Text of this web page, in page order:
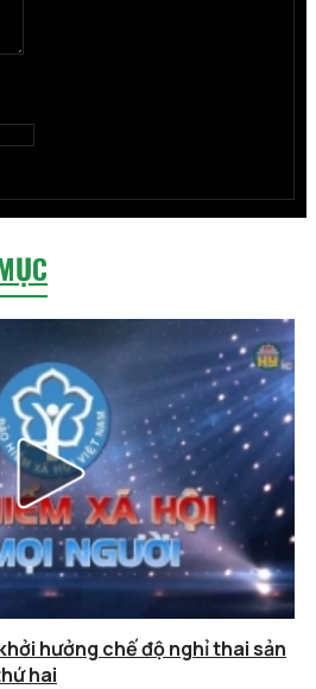
hưởng chế độ nghỉ thai sản
hai